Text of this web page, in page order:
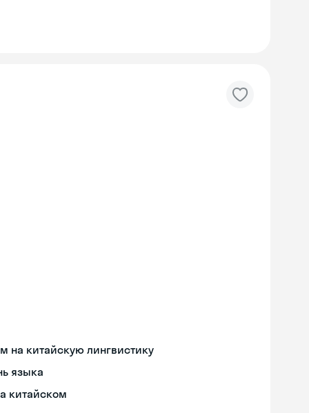
на китайскую лингвистику
языка
китайском